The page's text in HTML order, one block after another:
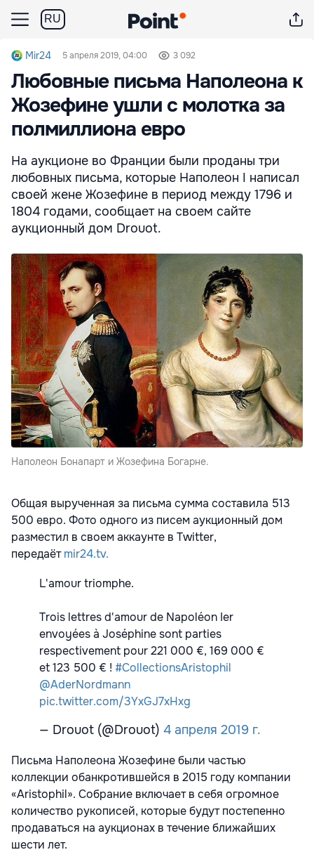
RU
Mir24 5 апреля 2019, 04:00 3 092
Любовные письма Наполеона к
Жозефине ушли с молотка за
полмиллиона евро
На аукционе во Франции были проданы три
любовных письма, которые Наполеон I написал
своей жене Жозефине в период между 1796 и
1804 годами, сообщает на своем сайте
аукционный дом Drouot.
Наполеон Бонапарт и Жозефина Богарне.
Общая вырученная за письма сумма составила 513
500 евро. Фото одного из писем аукционный дом
разместил в своем аккаунте в Twitter,
передаётmir24.tv.
L'amour triomphe.
Trois lettres d'amour de Napoléon Ier
envoyées à Joséphine sont parties
respectivement pour 221 000 €, 169 000 €
et 123 500 € ! #CollectionsAristophil
@AderNordmann
pic.twitter.com/3YxGJ7xHxg
— Drouot (@Drouot) 4 апреля 2019 г.
Письма Наполеона Жозефине были частью
коллекции обанкротившейся в 2015 году компании
«Aristophil». Собрание включает в себя огромное
количество рукописей, которые будут постепенно
продаваться на аукционах в течение ближайших
шести лет.